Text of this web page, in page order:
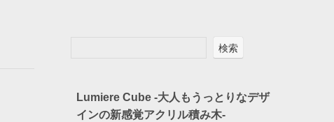
検索
Lumiere Cube -大人もうっとりなデザ
インの新感覚アクリル積み木-